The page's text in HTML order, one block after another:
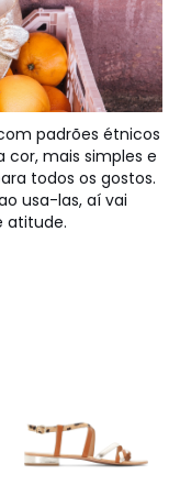
padrões étnicos
mais simples e
todos os gostos.
usa-las, aí vai
atitude.